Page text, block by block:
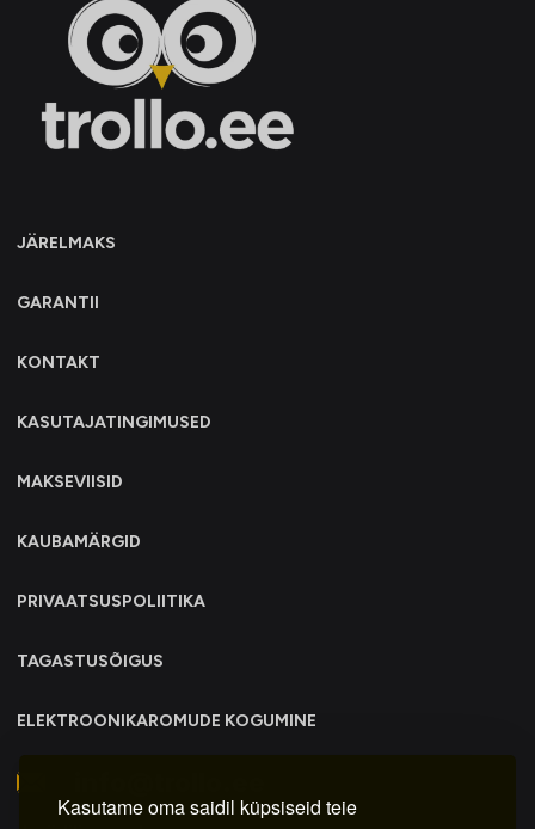
Kasutame oma saidil küpsiseid teie
JÄRELMAKS
GARANTII
KONTAKT
KASUTAJATINGIMUSED
MAKSEVIISID
KAUBAMÄRGID
PRIVAATSUSPOLIITIKA
TAGASTUSÕIGUS
ELEKTROONIKAROMUDE KOGUMINE